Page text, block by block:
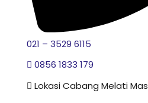
021 – 3529 6115
0856 1833 179
Lokasi Cabang Melati Mas